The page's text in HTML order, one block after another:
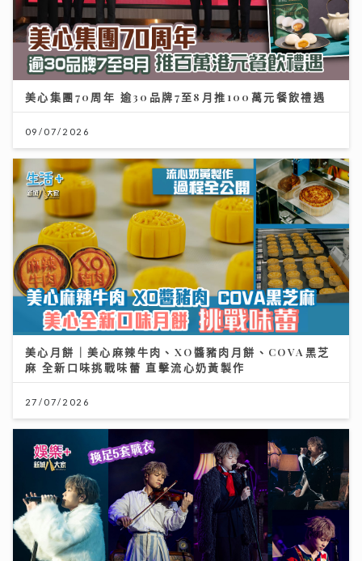
美心集團70周年 逾30品牌7至8月推100萬元餐飲禮遇
09/07/2026
美心月餅｜美心麻辣牛肉、XO醬豬肉月餅、COVA黑芝
麻 全新口味挑戰味蕾 直擊流心奶黃製作
27/07/2026